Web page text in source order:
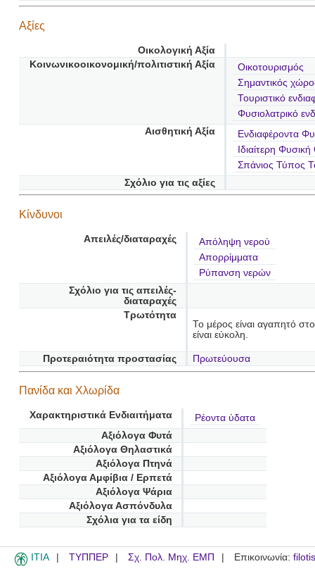
Αξίες
Οικολογική Αξία
Κοινωνικοοικονομική/πολιτιστική Αξία
Οικοτουρισμός
Σημαντικός
Τουριστικό
Φυσιολατρικό
Αισθητική Αξία
Ενδιαφέροντα
Ιδιαίτερη
Σπάνιος Τύπος
Σχόλιο για τις αξίες
Κίνδυνοι
Απειλές/διαταραχές
Απόληψη νερού
Απορρίμματα
Ρύπανση νερών
Σχόλιο για τις απειλές-
διαταραχές
Τρωτότητα
Το μέρος είναι αγαπητό
είναι εύκολη.
Προτεραιότητα προστασίας Πρωτεύουσα
Πανίδα και Χλωρίδα
Χαρακτηριστικά Ενδιαιτήματα
Ρέοντα ύδατα
Αξιόλογα Φυτά
Αξιόλογα Θηλαστικά
Αξιόλογα Πτηνά
Αξιόλογα Αμφίβια / Ερπετά
Αξιόλογα Ψάρια
Αξιόλογα Ασπόνδυλα
Σχόλια για τα είδη
ITIA ΤΥΠΠΕΡ Σχ. Πολ. Μηχ. ΕΜΠ Επικοινωνία: